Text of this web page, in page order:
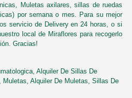
Muletas axilares, sillas de ruedas
por semana o mes. Para su mejor
servicio de Delivery en 24 horas, o si
local de Miraflores para recogerlo
Gracias!
Alquiler De Sillas De
Muletas Alquiler De Muletas
Sillas De